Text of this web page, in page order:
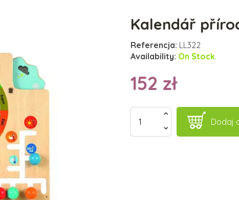
Kalendář
Referencja: LL322
Availability: On Stock
152 zł
Dodaj